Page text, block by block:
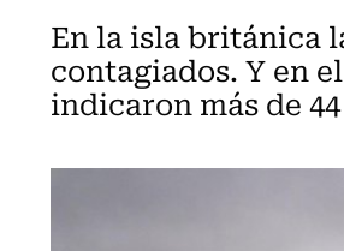
En la isla británica
contagiados. Y en
indicaron más de